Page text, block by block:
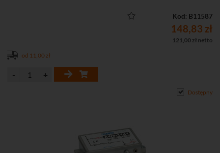
Kod: B11587
148,83 zł
121,00 zł netto
od 11,00 zł
Dostępny